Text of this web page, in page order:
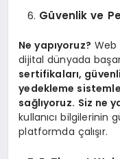
Güvenlik ve
Ne yapıyoruz? Web
dijital dünyada
sertifikaları,
yedekleme
sağlıyoruz. Siz ne
kullanıcı bilgilerinin
platformda çalışır.